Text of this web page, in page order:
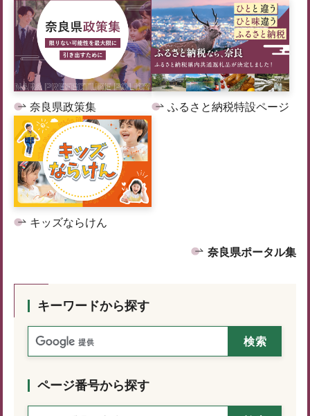
奈良県政策集 ふるさと納税特設ページ
キッズならけん
奈良県ポータル集
キーワードから探す
ページ番号から探す